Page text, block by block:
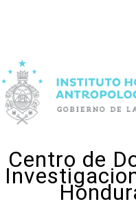
Centro de